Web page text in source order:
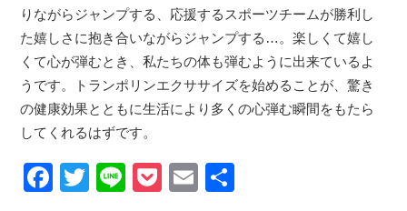
りながらジャンプする、応援するスポーツチームが勝利し
た嬉しさに抱き合いながらジャンプする…。楽しくて嬉し
くて心が弾むとき、私たちの体も弾むように出来ているよ
うです。トランポリンエクササイズを始めることが、驚き
の健康効果とともに生活により多くの心弾む瞬間をもたら
してくれるはずです。
Facebook
Twitter
LinePocket
Email